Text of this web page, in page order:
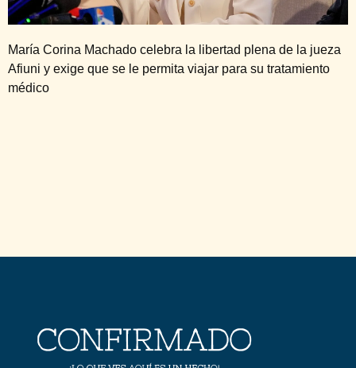
María Corina Machado celebra la libertad plena de la jueza
Afiuni y exige que se le permita viajar para su tratamiento
médico